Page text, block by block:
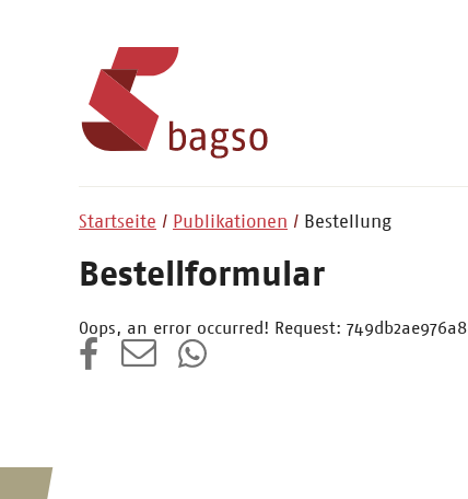
Startseite Publikationen Bestellung
Bestellformular
Oops, an error occurred! Request: 749db2ae976a8